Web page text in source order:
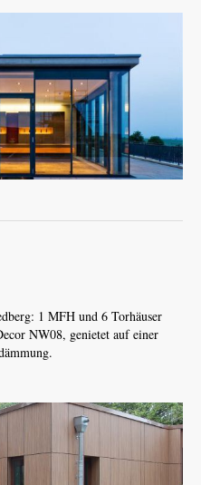
1 MFH und 6 Torhäuser
NW08, genietet auf einer